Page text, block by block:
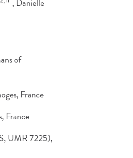
, Danielle
of
France
France
UMR 7225),